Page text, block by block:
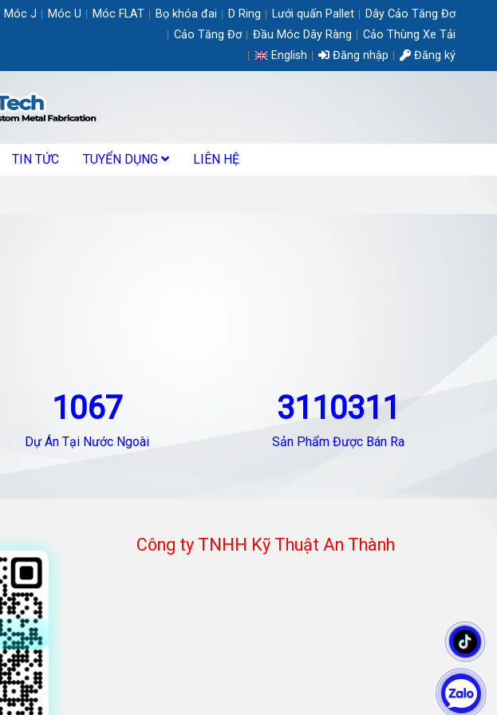
Móc J Móc U Móc FLAT Bọ khóa đai D Ring Lưới quấn Pallet
Dây Cảo Tăng Đơ
Cảo Tăng Đơ
Đầu Móc Dây Ràng
Cảo Thùng Xe Tải
English
Đăng nhập Đăng ký
TIN TỨC TUYỂN DỤNG LIÊN HỆ
1067
Dự Án Tại Nước Ngoài
3110311
Sản Phẩm Được Bán Ra
Công ty TNHH Kỹ Thuật An Thành